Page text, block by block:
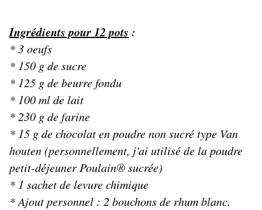
Ingrédients pour 12 pots :
* 3 oeufs
* 150 g de sucre
* 125 g de beurre fondu
* 100 ml de lait
* 230 g de farine
* 15 g de chocolat en poudre non sucré type Van
houten (personnellement, j'ai utilisé de la poudre
petit-déjeuner Poulain® sucrée)
* 1 sachet de levure chimique
* Ajout personnel : 2 bouchons de rhum blanc.